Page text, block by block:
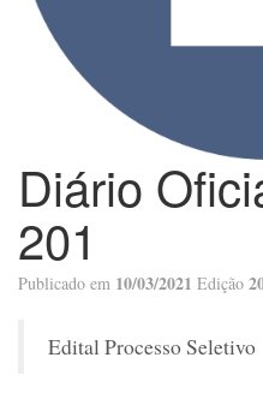
Diário
201
Publicado em 10/03/2021 Edição
Edital Processo Seletivo